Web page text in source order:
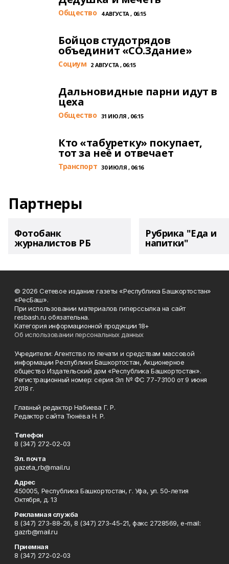
Общество 4 АВГУСТА , 06:15
Бойцов студотрядов
объединит «СО.Здание»
Cоциум 2 АВГУСТА , 06:15
Дальновидные парни идут в
цеха
Общество 31 ИЮЛЯ , 06:15
Кто «табуретку» покупает,
тот за неё и отвечает
Транспорт 30 ИЮЛЯ , 06:16
Партнеры
Фотобанк
журналистов РБ
Рубрика "Еда и
напитки"
© 2026 Сетевое издание газеты «Республика Башкортостан»
«РесБаш».
При использовании материалов гиперссылка на сайт
resbash.ru обязательна.
Категория информационной продукции 18+
Об использовании персональных данных
Учредители: Агентство по печати и средствам массовой
информации Республики Башкортостан, Акционерное
общество Издательский дом «Республика Башкортостан».
Регистрационный номер: серия Эл № ФС 77-73100 от 9 июня
2018 г.
Главный редактор Набиева Г. Р.
Редактор сайта Тюнёва Н. Р.
Телефон
8 (347) 272-02-03
Эл. почта
gazeta_rb@mail.ru
Адрес
450005, Республика Башкортостан, г. Уфа, ул. 50-летия
Октября, д. 13
Рекламная служба
8 (347) 273-88-26, 8 (347) 273-45-21, факс 2728569, e-mail:
gazrb@mail.ru
Приемная
8 (347) 272-02-03